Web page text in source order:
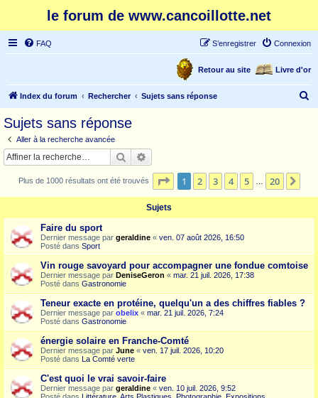
le forum de www.cancoillotte.net
FAQ Connexion
S’enregistrer
Livre d'or
Retour au site
Index du forum Rechercher Sujets sans réponse
c
Sujets sans réponse
Aller à la recherche avancée
Rechercher
Plus de 1000 résultats ont été trouvés Page 1sur20
1 2 3 4 5 20
Sujets
Faire du sport
Dernier message par geraldine « ven. 07 août 2026, 16:50
Posté dans Sport
Vin rouge savoyard pour accompagner une fondue comtoise
Dernier message par DeniseGeron « mar. 21 juil. 2026, 17:38
Posté dans Gastronomie
Teneur exacte en protéine, quelqu'un a des chiffres fiables ?
Dernier message par obelix « mar. 21 juil. 2026, 7:24
Posté dans Gastronomie
énergie solaire en Franche-Comté
Dernier message par June « ven. 17 juil. 2026, 10:20
Posté dans La Comté verte
C'est quoi le vrai savoir-faire
Dernier message par geraldine « ven. 10 juil. 2026, 9:52
Posté dans Littérature, Arts Plastiques, Photographie, Expositions...